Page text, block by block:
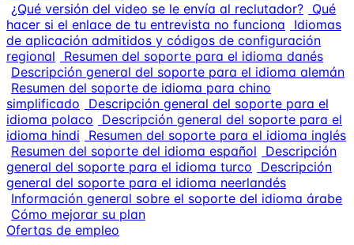
¿Qué versión del video se le envía al reclutador? Qué
hacer si el enlace de tu entrevista no funciona
Idiomas
de aplicación admitidos y códigos de configuración
regional
Resumen del soporte para el idioma danés
Descripción general del soporte para el idioma alemán
Resumen del soporte de idioma para chino
simplificado
Descripción general del soporte para el
idioma polaco
Descripción general del soporte para el
idioma hindi
Resumen del soporte para el idioma inglés
Resumen del soporte del idioma español
Descripción
general del soporte para el idioma turco
Descripción
general del soporte para el idioma neerlandés
Información general sobre el soporte del idioma árabe
Cómo mejorar su plan
Ofertas de empleo